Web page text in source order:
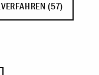
(57)